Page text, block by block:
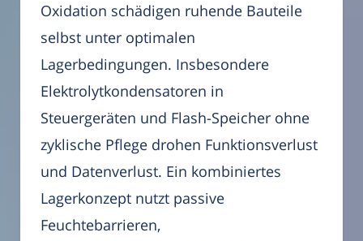
Oxidation schädigen ruhende Bauteile
selbst unter optimalen
Lagerbedingungen. Insbesondere
Elektrolytkondensatoren in
Steuergeräten und Flash-Speicher ohne
zyklische Pflege drohen Funktionsverlust
und Datenverlust. Ein kombiniertes
Lagerkonzept nutzt passive
Feuchtebarrieren,